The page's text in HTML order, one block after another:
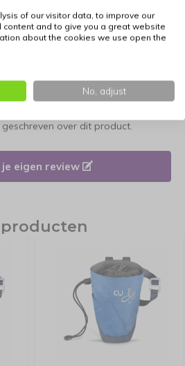
en vers blijven tijdens een
vochtige omstandigheden. Een
dat bijdraagt aan
in de buitenlucht.
over dit product.
eigen review
of our visitor data, to improve our
and to give you a great website
about the cookies we use open the
No, adjust